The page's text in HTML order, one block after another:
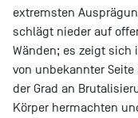
extremsten
schlägt nieder auf
Wänden; es zeigt
von unbekannter
der Grad an
Körper hermachten